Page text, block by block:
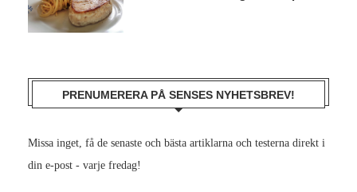
PRENUMERERA PÅ SENSES NYHETSBREV!
Missa inget, få de senaste och bästa artiklarna och testerna direkt i
din e-post - varje fredag!